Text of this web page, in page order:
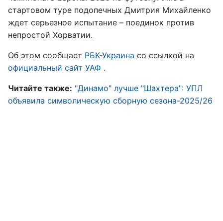
стартовом туре подопечных Дмитрия Михайленко
ждет серьезное испытание – поединок против
непростой Хорватии.
Об этом сообщает РБК-Украина со ссылкой на
официальный сайт УАФ .
Читайте также: "Динамо" лучше "Шахтера": УПЛ
объявила символическую сборную сезона-2025/26